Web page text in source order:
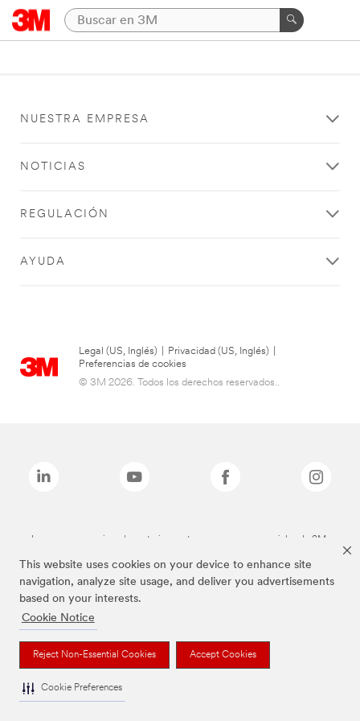
This website uses cookies on your device to enhance site
navigation, analyze site usage, and deliver you advertisements
based on your interests.
Cookie Notice
Reject Non-Essential Cookies Accept Cookies
Cookie Preferences
NUESTRA EMPRESA
NOTICIAS
REGULACIÓN
AYUDA
Legal (US, Inglés) Privacidad (US, Inglés)
Preferencias de cookies
© 3M 2026. Todos los derechos reservados..
Las marcas mencionadas anteriormente son marcas comerciales de 3M.